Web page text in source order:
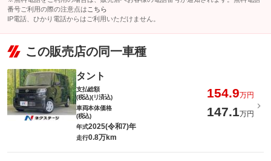
番号ご利用の際の注意点は こちら
IP電話、ひかり電話からはご利用いただけません。
この販売店の同一車種
タント
支払総額
(税込)(リ済込)
154.9万円
車両本体価格
(税込)
147.1万円
年式2025(令和7)年
走行0.8万km